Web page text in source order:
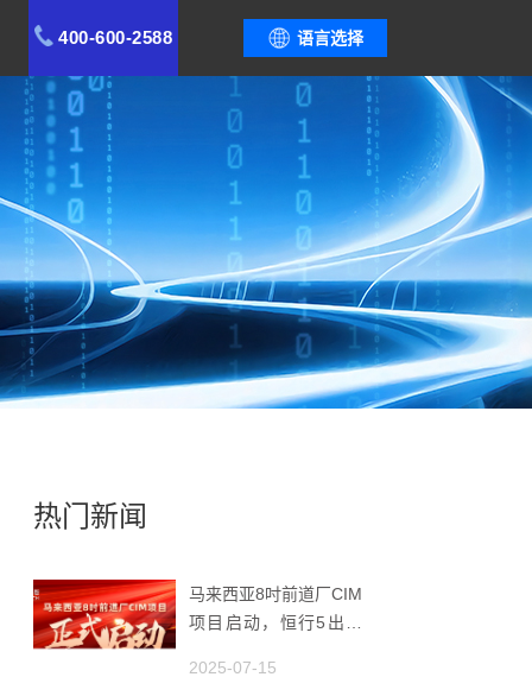
语言选择
400-600-2588
热门新闻
马来西亚8吋前道厂CIM
项目启动，恒行5出海
2025-07-15